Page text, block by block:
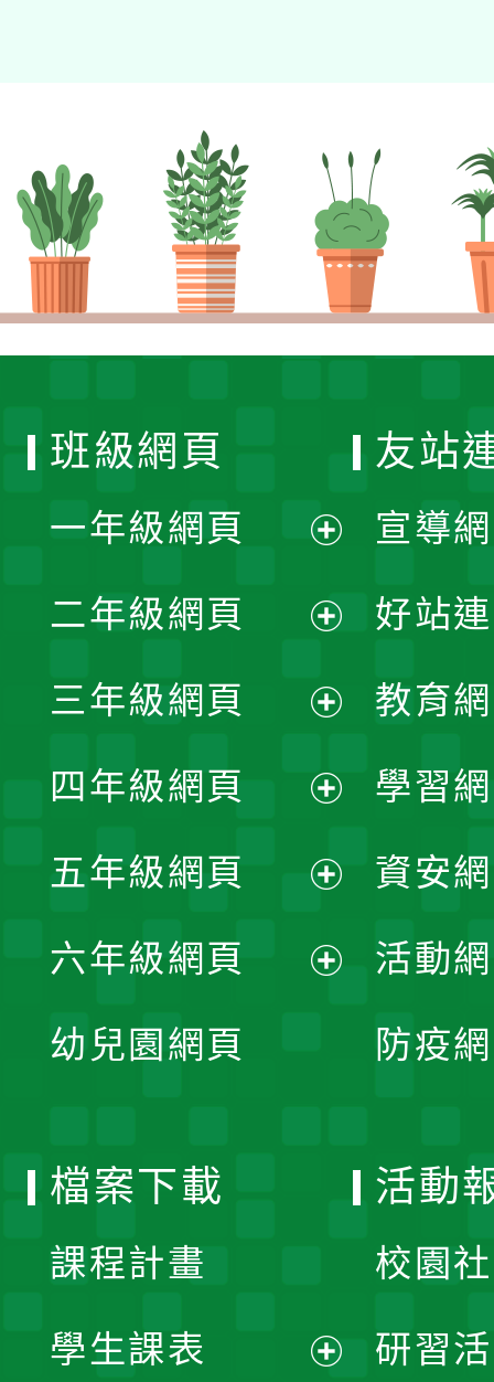
班級網頁
一年級網頁
開
選
單
二年級網頁
開
選
單
三年級網頁
開
選
單
四年級網頁
開
選
五年級網頁
開
六年級網頁
幼兒園網頁
友站
宣導
好站
教育
學習
資安
活動
防疫
檔案下載
課程計畫
學生課表
活動
校園
研習